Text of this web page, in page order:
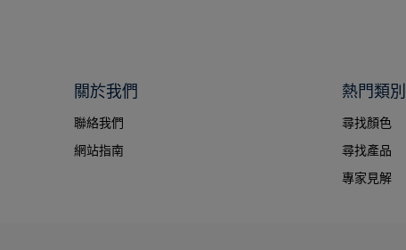
關於我們
聯絡我們
網站指南
熱門類別
尋找顏色
尋找產品
專家見解